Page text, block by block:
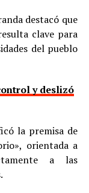
destacó que
clave para
del pueblo
y deslizó
la premisa de
orientada a
a las